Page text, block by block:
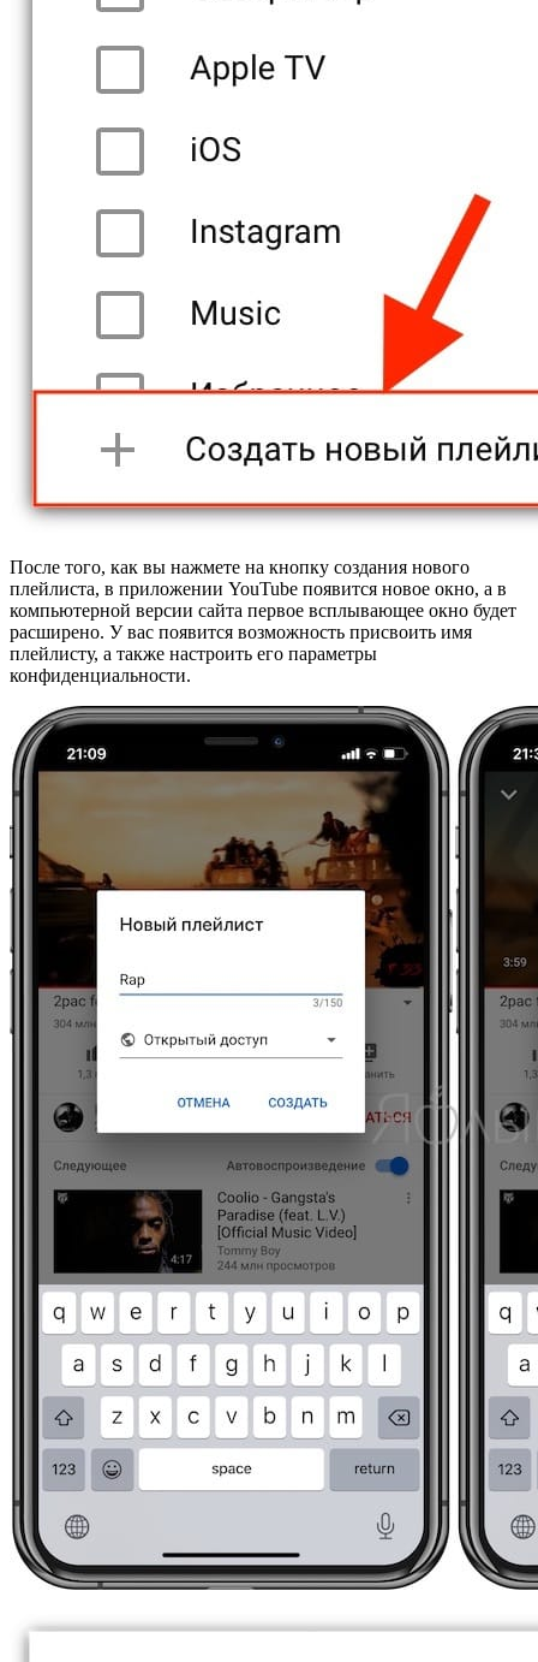
После того, как вы нажмете на кнопку создания нового
плейлиста, в приложении YouTube появится новое окно, а в
компьютерной версии сайта первое всплывающее окно будет
расширено. У вас появится возможность присвоить имя
плейлисту, а также настроить его параметры
конфиденциальности.